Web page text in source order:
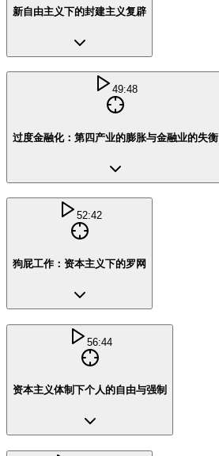
新自由主义下的封建主义复辟
49:48
过度金融化：第四产业的膨胀与金融业的失衡
52:42
狗屁工作：资本主义下的罗网
56:44
资本主义体制下个人的自由与强制